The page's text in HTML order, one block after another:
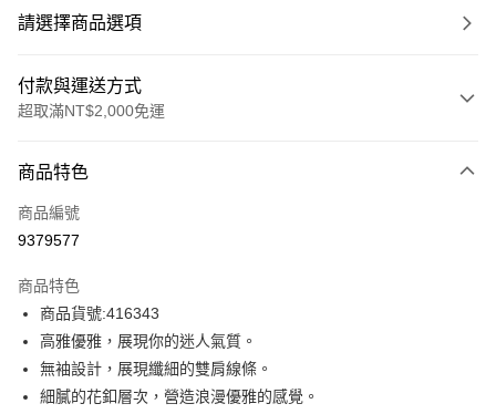
請選擇商品選項
付款與運送方式
超取滿NT$2,000免運
信用卡一次付款
超商取貨付款
Apple Pay
街口支付
悠遊付
商品特色
商品編號
9379577
商品特色
商品貨號:416343
高雅優雅，展現你的迷人氣質。
無袖設計，展現纖細的雙肩線條。
細膩的花釦層次，營造浪漫優雅的感覺。